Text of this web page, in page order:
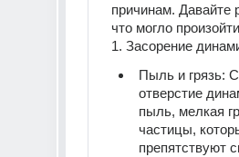
причинам. Давайте
что могло
1. Засорение
Пыль и грязь:
отверстие
пыль, мелкая
частицы,
препятствуют